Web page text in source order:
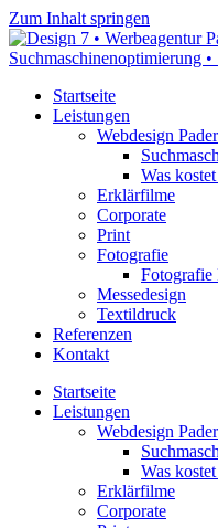
Zum Inhalt springen
Startseite
Leistungen
Webdesign
Was
Erklärfilme
Corporate
Print
Fotografie
Fotografie
Messedesign
Textildruck
Referenzen
Kontakt
Startseite
Leistungen
Webdesign
Was
Erklärfilme
Corporate